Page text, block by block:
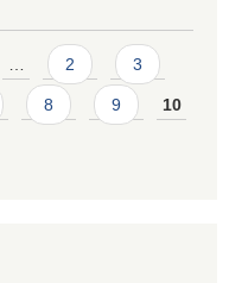
2 3
8 9 10